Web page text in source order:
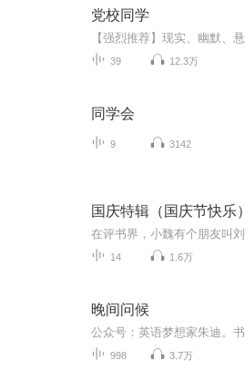
党校同学
39 12.3万
同学会
9 3142
国庆特辑（国庆节快乐）
14 1.6万
晚间问候
998 3.7万